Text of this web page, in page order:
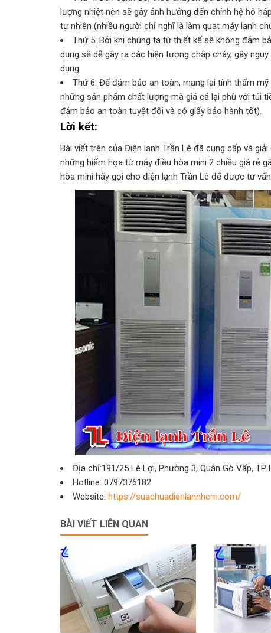
lượng nhiệt nên sẽ gây ảnh hưởng đến chính hệ hô
tự nhiên (nhiều người chỉ nghĩ là làm quạt máy lạnh
Thứ 5: Bởi khi chúng ta từ thiết kế sẽ không đảm
dụng sẽ dễ gây ra các hiện tượng chập cháy, gây
dụng.
Thứ 6: Để đảm bảo an toàn, mang lại tính thẩm
những sản phẩm chất lượng mà giá cả lại phù với túi
đảm bảo an toàn tuyệt đối và có giấy bảo hành tốt).
Lời kết:
Bài viết trên của Điện lạnh Trần Lê đã cung cấp và
những hiểm họa từ máy điều hòa mini 2 chiều giá rẻ
hòa mini hãy gọi cho điện lạnh Trần Lê để được tư
Địa chỉ:191/25 Lê Lợi, Phường 3, Quận Gò Vấp, TP
Hotline: 0797376182
Website: https://suachuadienlanhhcm.com/
BÀI VIẾT LIÊN QUAN